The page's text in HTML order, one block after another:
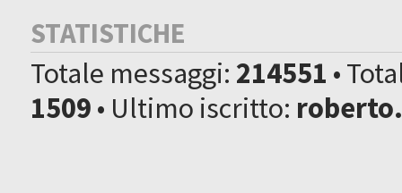
STATISTICHE
Totale messaggi: 214551 •
1509• Ultimo iscritto: